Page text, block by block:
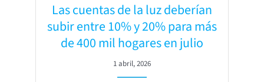
Las cuentas de la luz deberían
subir entre 10% y 20% para más
de 400 mil hogares en julio
1 abril, 2026